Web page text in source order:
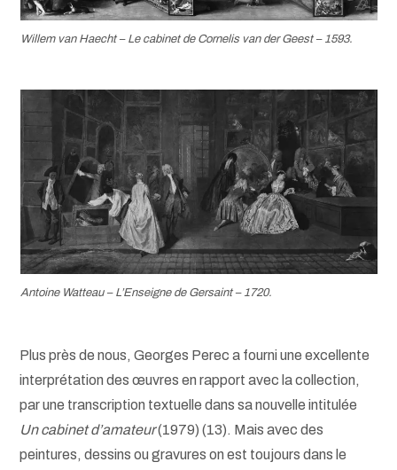
Willem van Haecht – Le cabinet de Cornelis van der Geest– 1593.
Antoine Watteau – L’Enseigne de Gersaint– 1720.
Plus près de nous, Georges Perec a fourni une excellente
interprétation des œuvres en rapport avec la collection,
par une transcription textuelle dans sa nouvelle intitulée
Un cabinet d’amateur(1979) (13). Mais avec des
peintures, dessins ou gravures on est toujours dans le